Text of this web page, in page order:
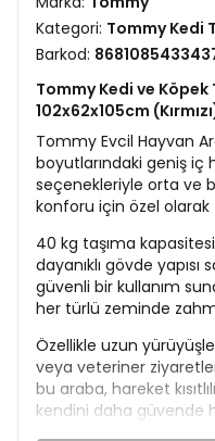
Kategori: Tommy Kedi
Barkod:
Tommy Kedi ve Köpek
102x62x105cm
Tommy Evcil Hayvan
boyutlarındaki geniş iç
seçenekleriyle orta ve
konforu için özel olarak
40 kg taşıma
dayanıklı gövde
güvenli bir kullanım
her türlü zeminde
Özellikle uzun
veya veteriner
bu araba, hareket
kendini daha güvende